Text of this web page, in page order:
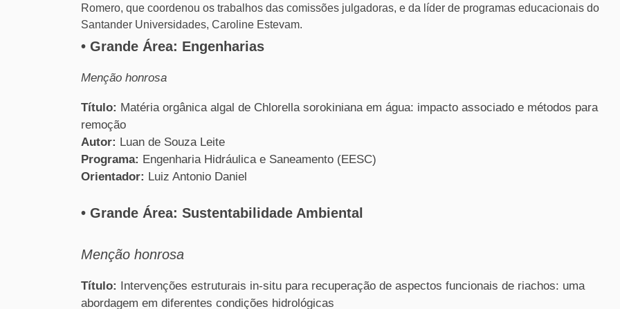
Romero, que coordenou os trabalhos das comissões julgadoras, e da líder de programas educacionais do
Santander Universidades, Caroline Estevam.
• Grande Área: Engenharias
Menção honrosa
Título: Matéria orgânica algal de Chlorella sorokiniana em água: impacto associado e métodos para
remoção
Autor: Luan de Souza Leite
Programa: Engenharia Hidráulica e Saneamento (EESC)
Orientador: Luiz Antonio Daniel
• Grande Área: Sustentabilidade Ambiental
Menção honrosa
Título: Intervenções estruturais in-situ para recuperação de aspectos funcionais de riachos: uma
abordagem em diferentes condições hidrológicas